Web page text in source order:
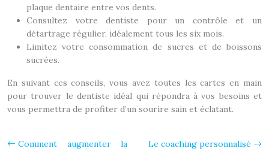
plaque dentaire entre vos dents.
Consultez votre dentiste pour un contrôle et un
détartrage régulier, idéalement tous les six mois.
Limitez votre consommation de sucres et de boissons
sucrées.
En suivant ces conseils, vous avez toutes les cartes en main
pour trouver le dentiste idéal qui répondra à vos besoins et
vous permettra de profiter d’un sourire sain et éclatant.
Comment augmenter la
Le coaching personnalisé